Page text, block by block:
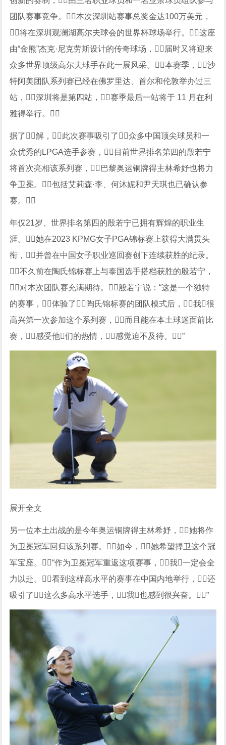
团队赛事竞争。本次深圳站赛事总奖金达100万美元，
将在深圳观澜湖高尔夫球会的世界杯球场举行。这座
由“金熊”杰克·尼克劳斯设计的传奇球场，届时又将迎来
众多世界顶级高尔夫球手在此一展风采。本赛季，沙
特阿美团队系列赛已经在佛罗里达、首尔和伦敦举办过三
站，深圳将是第四站，赛季最后一站将于 11 月在利
雅得举行。
据了解，此次赛事吸引了众多中国顶尖球员和一
众优秀的LPGA选手参赛，目前世界排名第四的殷若宁
将首次亮相该系列赛，巴黎奥运铜牌得主林希妤也将力
争卫冕。包括艾莉森·李、何沐妮和尹天琪也已确认参
赛。
年仅21岁、世界排名第四的殷若宁已拥有辉煌的职业生
涯。她在2023 KPMG女子PGA锦标赛上获得大满贯头
衔，并曾在中国女子职业巡回赛创下连续获胜的纪录。
不久前在陶氏锦标赛上与泰国选手搭档获胜的殷若宁，
对本次团队赛充满期待。殷若宁说：“这是一个独特
的赛事，体验了陶氏锦标赛的团队模式后，我很
高兴第一次参加这个系列赛，而且能在本土球迷面前比
赛，感受他们的热情，感觉迫不及待。”
展开全文
另一位本土出战的是今年奥运铜牌得主林希妤，她将作
为卫冕冠军回归该系列赛。如今，她希望捍卫这个冠
军宝座。“作为卫冕冠军重返这项赛事，我一定会全
力以赴。看到这样高水平的赛事在中国内地举行，还
吸引了这么多高水平选手，我也感到很兴奋。”